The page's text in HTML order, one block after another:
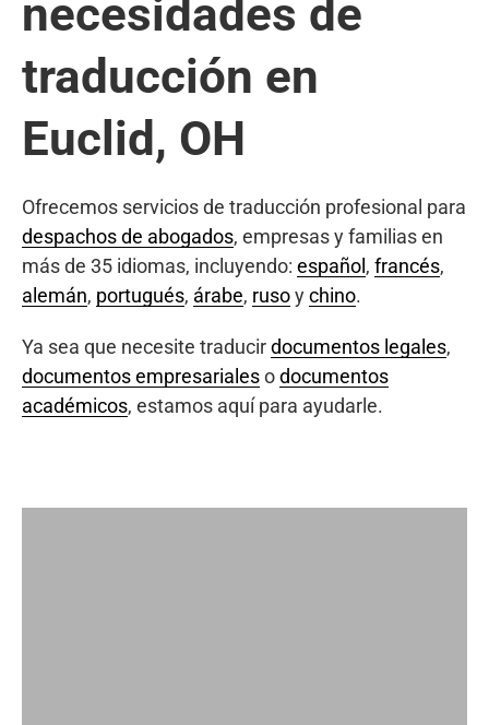
necesidades de
traducción en
Euclid, OH
Ofrecemos servicios de traducción profesional para
despachos de abogados, empresas y familias en
más de 35 idiomas, incluyendo: español , francés,
alemán, portugués, árabe, rusoychino.
Ya sea que necesite traducirdocumentos legales,
documentos empresarialesodocumentos
académicos, estamos aquí para ayudarle.